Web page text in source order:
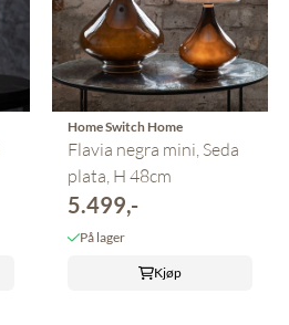
Home Switch Home
Flavia negra mini, Seda
plata, H 48cm
5.499,-
På lager
Kjøp